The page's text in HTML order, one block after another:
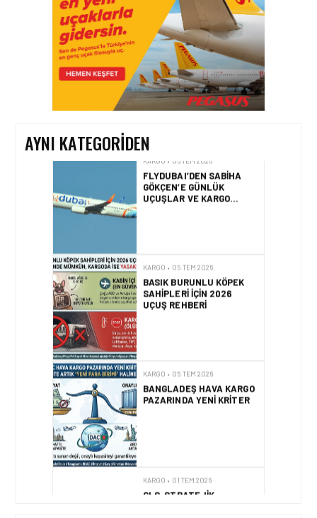
AYNI KATEGORIDEN
KARGO • 08 TEM 2026
TURHAN ÖZEN SAUDI
CARGO CHIEF
COMMERCIAL OFFICER
OLDU
KARGO • 06 TEM 2026
FLYDUBAI’DEN SABIHA
GÖKÇEN’E GÜNLÜK
UÇUŞLAR VE KARGO
KARGO • 05 TEM 2026
BASIK BURUNLU KÖPEK
SAHIPLERI IÇIN 2026
UÇUŞ REHBERI
KARGO • 05 TEM 2026
BANGLADEŞ HAVA KARGO
PAZARINDA YENI KRITER
KARGO • 01 TEM 2026
GLS, STRATEJIK